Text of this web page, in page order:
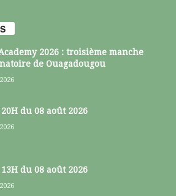
2026 : troisième manche
de Ouagadougou
20H du 08 août 2026
13H du 08 août 2026